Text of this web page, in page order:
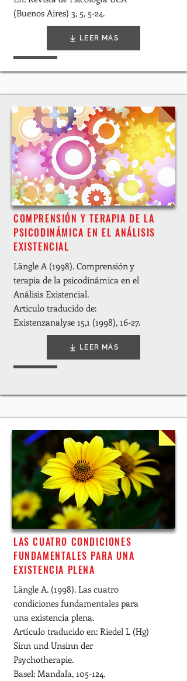
(Buenos Aires) 3, 5, 5-24.
LEER MÁS
COMPRENSIÓN Y TERAPIA DE LA
PSICODINÁMICA EN EL ANÁLISIS
EXISTENCIAL
Längle A (1998). Comprensión y
terapia de la psicodinámica en el
Análisis Existencial.
Articulo traducido de:
Existenzanalyse 15,1 (1998), 16-27.
LEER MÁS
LAS CUATRO CONDICIONES
FUNDAMENTALES PARA UNA
EXISTENCIA PLENA
Längle A. (1998). Las cuatro
condiciones fundamentales para
una existencia plena.
Artículo traducido en: Riedel L (Hg)
Sinn und Unsinn der
Psychotherapie.
Basel: Mandala, 105-124.